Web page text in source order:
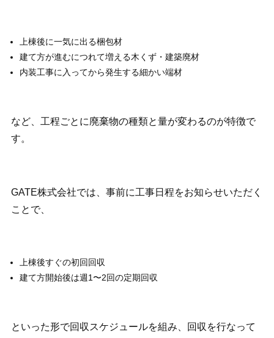
上棟後に一気に出る梱包材
建て方が進むにつれて増える木くず・建築廃材
内装工事に入ってから発生する細かい端材
など、工程ごとに廃棄物の種類と量が変わるのが特徴で
す。
GATE株式会社では、事前に工事日程をお知らせいただく
ことで、
上棟後すぐの初回回収
建て方開始後は週1〜2回の定期回収
といった形で回収スケジュールを組み、回収を行なって